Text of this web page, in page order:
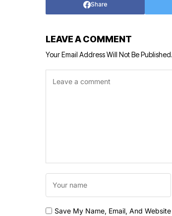
Share
LEAVE A COMMENT
Your Email Address Will Not Be Published.
Save My Name, Email, And